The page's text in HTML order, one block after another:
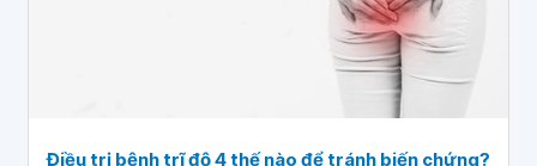
Điều trị bệnh trĩ độ 4 thế nào để tránh biến chứng?